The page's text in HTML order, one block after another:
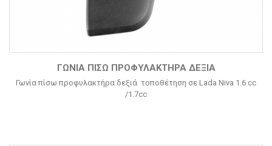
ΓΩΝΊΑ ΠΊΣΩ ΠΡΟΦΥΛΑΚΤΉΡΑ ΔΕΞΙΆ
Γωνία πίσω προφυλακτήρα δεξιά τοποθέτηση σε Lada Niva 1.6 cc
/1.7cc